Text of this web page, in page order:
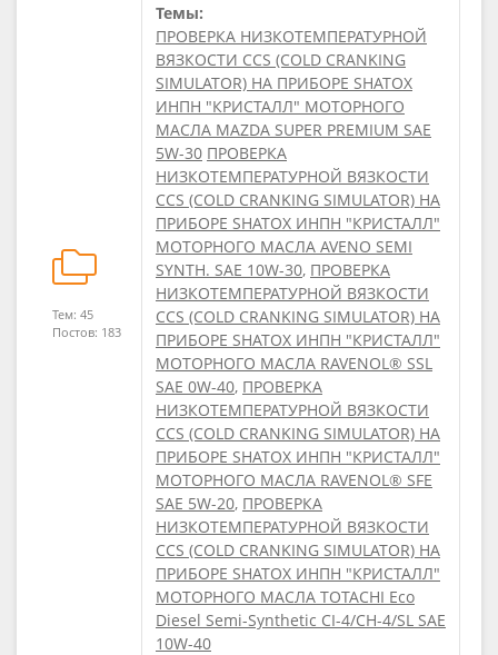
Тем: 45
Постов: 183
Темы:
ПРОВЕРКА НИЗКОТЕМПЕРАТУРНОЙ
ВЯЗКОСТИ CCS (COLD CRANKING
SIMULATOR) НА ПРИБОРЕ SHATOX
ИНПН "КРИСТАЛЛ" МОТОРНОГО
МАСЛА MAZDA SUPER PREMIUM SAE
5W-30 ПРОВЕРКА
НИЗКОТЕМПЕРАТУРНОЙ ВЯЗКОСТИ
CCS (COLD CRANKING SIMULATOR) НА
ПРИБОРЕ SHATOX ИНПН "КРИСТАЛЛ"
МОТОРНОГО МАСЛА AVENO SEMI
SYNTH. SAE 10W-30, ПРОВЕРКА
НИЗКОТЕМПЕРАТУРНОЙ ВЯЗКОСТИ
CCS (COLD CRANKING SIMULATOR) НА
ПРИБОРЕ SHATOX ИНПН "КРИСТАЛЛ"
МОТОРНОГО МАСЛА RAVENOL® SSL
SAE 0W-40, ПРОВЕРКА
НИЗКОТЕМПЕРАТУРНОЙ ВЯЗКОСТИ
CCS (COLD CRANKING SIMULATOR) НА
ПРИБОРЕ SHATOX ИНПН "КРИСТАЛЛ"
МОТОРНОГО МАСЛА RAVENOL® SFE
SAE 5W-20, ПРОВЕРКА
НИЗКОТЕМПЕРАТУРНОЙ ВЯЗКОСТИ
CCS (COLD CRANKING SIMULATOR) НА
ПРИБОРЕ SHATOX ИНПН "КРИСТАЛЛ"
МОТОРНОГО МАСЛА TOTACHI Eco
Diesel Semi-Synthetic CI-4/CH-4/SL SAE
10W-40